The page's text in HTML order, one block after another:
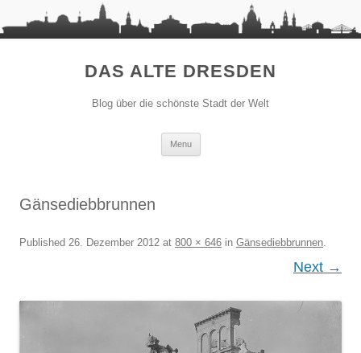
DAS ALTE DRESDEN
Blog über die schönste Stadt der Welt
Menu
Gänsediebbrunnen
Published 26. Dezember 2012 at 800 × 646 in Gänsediebbrunnen.
Next →